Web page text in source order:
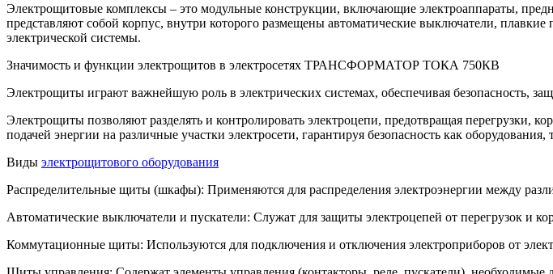
Электрощитовые комплексы – это модульные конструкции, включающие электроаппараты,
представляют собой корпус, внутри которого размещены автоматические выключатели,
электрической системы.
Значимость и функции электрощитов в электросетях ТРАНСФОРМАТОР ТОКА 750КВ
Электрощиты играют важнейшую роль в электрических системах, обеспечивая безопасность,
Электрощиты позволяют разделять и контролировать электроцепи, предотвращая
подачей энергии на различные участки электросети, гарантируя безопасность как
Виды электрощитового оборудования
Распределительные щиты (шкафы): Применяются для распределения электроэнергии между
Автоматические выключатели и пускатели: Служат для защиты электроцепей от перегрузок и
Коммутационные щиты: Используются для подключения и отключения электроприборов от